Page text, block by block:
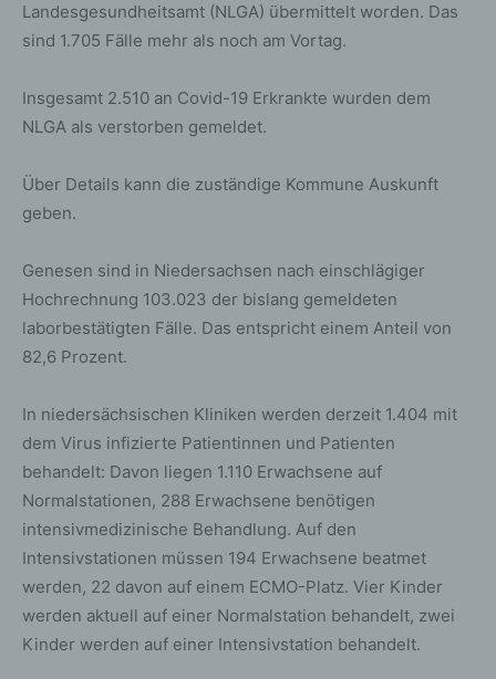
Landesgesundheitsamt (NLGA) übermittelt worden. Das
sind 1.705 Fälle mehr als noch am Vortag.
Insgesamt 2.510 an Covid-19 Erkrankte wurden dem
NLGA als verstorben gemeldet.
Über Details kann die zuständige Kommune Auskunft
geben.
Genesen sind in Niedersachsen nach einschlägiger
Hochrechnung 103.023 der bislang gemeldeten
laborbestätigten Fälle. Das entspricht einem Anteil von
82,6 Prozent.
In niedersächsischen Kliniken werden derzeit 1.404 mit
dem Virus infizierte Patientinnen und Patienten
behandelt: Davon liegen 1.110 Erwachsene auf
Normalstationen, 288 Erwachsene benötigen
intensivmedizinische Behandlung. Auf den
Intensivstationen müssen 194 Erwachsene beatmet
werden, 22 davon auf einem ECMO-Platz. Vier Kinder
werden aktuell auf einer Normalstation behandelt, zwei
Kinder werden auf einer Intensivstation behandelt.